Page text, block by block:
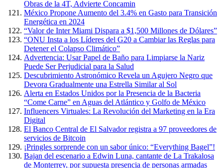
Obras de la 4T, Advierte Concamin
México Propone Aumento del 3.4% en Gasto para Transición
Energética en 2024
“Valor de Inter Miami Dispara a $1,500 Millones de Dólares”
“ONU Insta a los Líderes del G20 a Cambiar las Reglas para
Detener el Colapso Climático”
Advertencia: Usar Papel de Baño para Limpiarse la Nariz
Puede Ser Perjudicial para la Salud
Descubrimiento Astronómico Revela un Agujero Negro que
Devora Gradualmente una Estrella Similar al Sol
Alerta en Estados Unidos por la Presencia de la Bacteria
“Come Carne” en Aguas del Atlántico y Golfo de México
Influencers Virtuales: La Revolución del Marketing en la Era
Digital
El Banco Central de El Salvador registra a 97 proveedores de
servicios de Bitcoin
¡Pringles sorprende con un sabor único: “Everything Bagel”!
Bajan del escenario a Edwin Luna, cantante de La Trakalosa
de Monterrey, por supuesta presencia de personas armadas